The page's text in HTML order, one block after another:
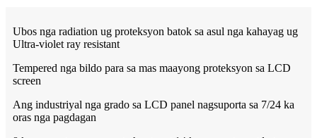
Ubos nga radiation ug proteksyon batok sa asul nga kahayag ug
Ultra-violet ray resistant
Tempered nga bildo para sa mas maayong proteksyon sa LCD
screen
Ang industriyal nga grado sa LCD panel nagsuporta sa 7/24 ka
oras nga pagdagan